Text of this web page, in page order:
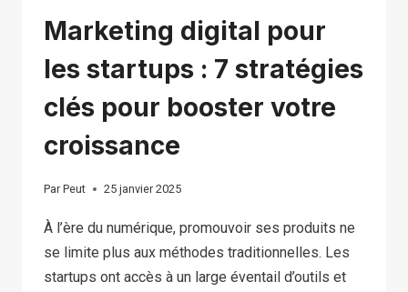
Marketing digital pour
les startups : 7 stratégies
clés pour booster votre
croissance
Par Peut 25 janvier 2025
À l’ère du numérique, promouvoir ses produits ne
se limite plus aux méthodes traditionnelles. Les
startups ont accès à un large éventail d’outils et